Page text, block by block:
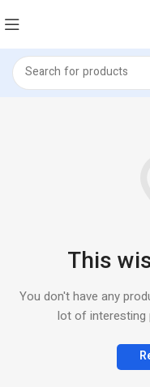
This
You don't have any
lot of interesting